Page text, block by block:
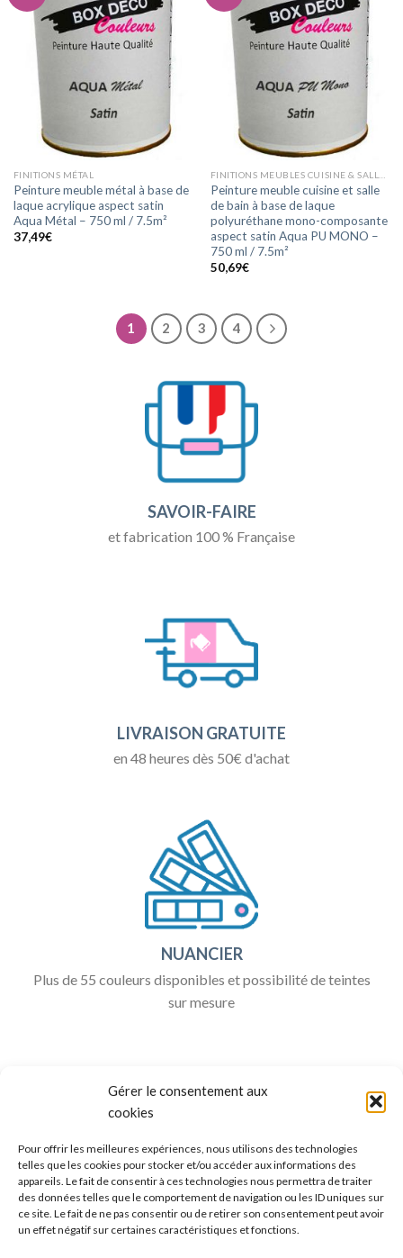
Gérer le consentement aux
cookies
Pour offrir les meilleures expériences, nous utilisons des technologies
telles que les cookies pour stocker et/ou accéder aux informations des
appareils. Le fait de consentir à ces technologies nous permettra de traiter
des données telles que le comportement de navigation ou les ID uniques sur
ce site. Le fait de ne pas consentir ou de retirer son consentement peut avoir
un effet négatif sur certaines caractéristiques et fonctions.
Ajouter
à la
wishlist
FINITIONS MÉTAL
Peinture meuble métal à base de
laque acrylique aspect satin
Aqua Métal – 750 ml / 7.5m²
37,49€
Ajouter
à la
wishlist
Peinture meuble cuisine et salle
de bain à base de laque
polyuréthane mono-composante
aspect satin Aqua PU MONO –
750 ml / 7.5m²
50,69€
1 2 3 4
SAVOIR-FAIRE
et fabrication 100 % Française
LIVRAISON GRATUITE
en 48 heures dès 50€ d'achat
NUANCIER
Plus de 55 couleurs disponibles et possibilité de teintes
sur mesure
ALLO BOX DÉCO
Une question ?